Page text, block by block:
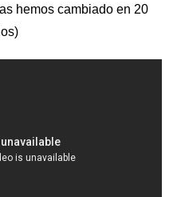
hemos cambiado en 20